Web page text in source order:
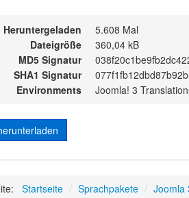
Heruntergeladen
5.608 Mal
Dateigröße
360,04 kB
MD5 Signatur
SHA1 Signatur
Environments
Joomla! 3
Startseite / Sprachpakete / Joomla